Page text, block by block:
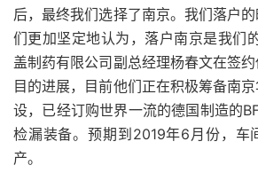
后，最终我们选择了南京。我们落户
们更加坚定地认为，落户南京是我们
盖制药有限公司副总经理杨春文在签
目的进展，目前他们正在积极筹备南
设，已经订购世界一流的德国制造的
检漏装备。预期到2019年6月份，车
产。